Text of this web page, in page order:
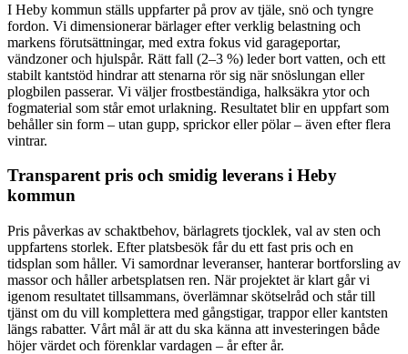
I Heby kommun ställs uppfarter på prov av tjäle, snö och tyngre
fordon. Vi dimensionerar bärlager efter verklig belastning och
markens förutsättningar, med extra fokus vid garageportar,
vändzoner och hjulspår. Rätt fall (2–3 %) leder bort vatten, och ett
stabilt kantstöd hindrar att stenarna rör sig när snöslungan eller
plogbilen passerar. Vi väljer frostbeständiga, halksäkra ytor och
fogmaterial som står emot urlakning. Resultatet blir en uppfart som
behåller sin form – utan gupp, sprickor eller pölar – även efter flera
vintrar.
Transparent pris och smidig leverans i Heby
kommun
Pris påverkas av schaktbehov, bärlagrets tjocklek, val av sten och
uppfartens storlek. Efter platsbesök får du ett fast pris och en
tidsplan som håller. Vi samordnar leveranser, hanterar bortforsling av
massor och håller arbetsplatsen ren. När projektet är klart går vi
igenom resultatet tillsammans, överlämnar skötselråd och står till
tjänst om du vill komplettera med gångstigar, trappor eller kantsten
längs rabatter. Vårt mål är att du ska känna att investeringen både
höjer värdet och förenklar vardagen – år efter år.